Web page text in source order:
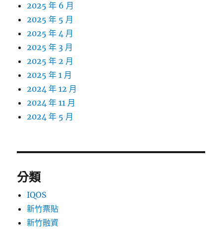
2025 年 6 月
2025 年 5 月
2025 年 4 月
2025 年 3 月
2025 年 2 月
2025 年 1 月
2024 年 12 月
2024 年 11 月
2024 年 5 月
分類
IQOS
新竹票貼
新竹融資